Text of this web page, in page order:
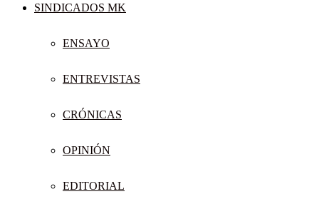
SINDICADOS MK
ENSAYO
ENTREVISTAS
CRÓNICAS
OPINIÓN
EDITORIAL